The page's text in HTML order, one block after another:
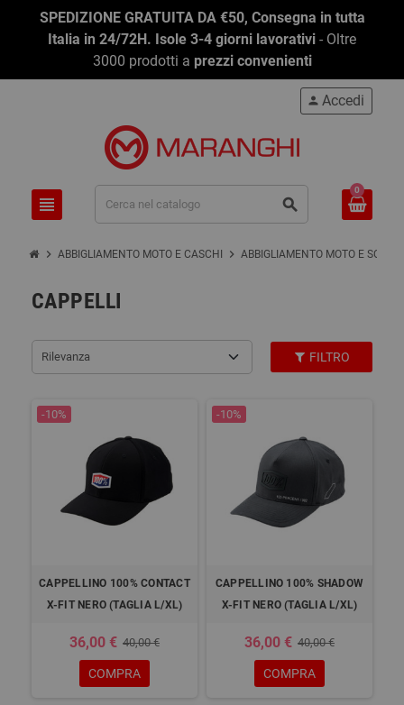
SPEDIZIONE GRATUITA DA €50, Consegna in tutta
Italia in 24/72H. Isole 3-4 giorni lavorativi - Oltre
3000 prodotti a prezzi convenienti
view_headline search
person Accedi
0
chevron_right ABBIGLIAMENTO MOTO E CASCHI chevron_right ABBIGLIAMENTO MOTO E
CAPPELLI
Rilevanza FILTRO
-10%
CAPPELLINO 100% CONTACT
X-FIT NERO (TAGLIA L/XL)
36,00 € 40,00 €
COMPRA
-10%
CAPPELLINO 100% SHADOW
X-FIT NERO (TAGLIA L/XL)
36,00 € 40,00 €
COMPRA